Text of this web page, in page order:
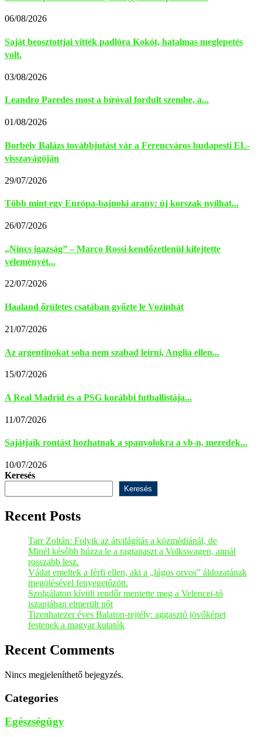
06/08/2026
Saját beosztottjai vitték padlóra Kokót, hatalmas meglepetés
volt.
03/08/2026
Leandro Paredes most a bíróval fordult szembe, a...
01/08/2026
Borbély Balázs továbbjutást vár a Ferencváros budapesti EL-
visszavágóján
29/07/2026
Több mint egy Európa-bajnoki arany: új korszak nyílhat...
26/07/2026
„Nincs igazság” – Marco Rossi kendőzetlenül kifejtette
véleményét...
22/07/2026
Haaland őrületes csatában győzte le Vozinhát
21/07/2026
Az argentinokat soha nem szabad leírni, Anglia ellen...
15/07/2026
A Real Madrid és a PSG korábbi futballistája...
11/07/2026
Sajátjaik rontást hozhatnak a spanyolokra a vb-n, meredek...
10/07/2026
Keresés
Keresés
Recent Posts
Tarr Zoltán: Folyik az átvilágítás a közmédiánál, de
Minél később húzza le a ragtapaszt a Volkswagen, annál
rosszabb lesz.
Vádat emeltek a férfi ellen, aki a „lúgos orvos” áldozatának
megölésével fenyegetőzött.
Szolgálaton kívüli rendőr mentette meg a Velencei-tó
iszapjában elmerült nőt
Tizenhatezer éves Balaton-rejtély: aggasztó jövőképet
festenek a magyar kutatók
Recent Comments
Nincs megjeleníthető bejegyzés.
Categories
Egészségügy